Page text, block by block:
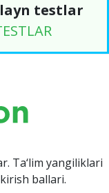
testlar
Ta‘lim yangiliklari
ballari.